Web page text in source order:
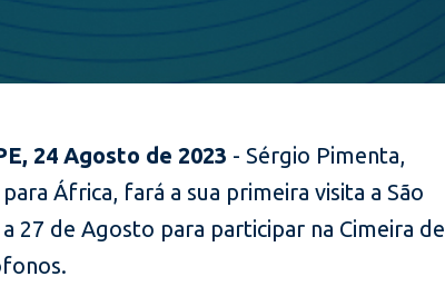
24 Agosto de 2023 -Sérgio Pimenta,
África, fará a sua primeira visita a São
27 de Agosto para participar na Cimeira de